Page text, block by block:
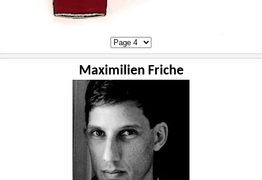
Maximilien Friche